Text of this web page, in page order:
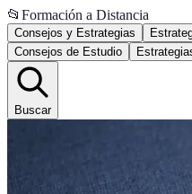
📂 Formación a Distancia
Consejos y Estrategias
Consejos de Estudio
Buscar